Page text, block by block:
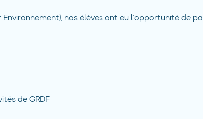
nos élèves ont eu l’opportunité de
de GRDF